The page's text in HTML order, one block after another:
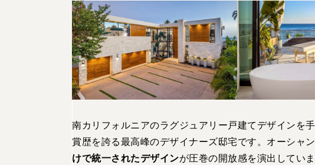
南カリフォルニアのラグジュアリー戸建てデザインを
賞歴を誇る最高峰のデザイナーズ邸宅です。オーシャ
けで統一されたデザインが圧巻の開放感を演出していま